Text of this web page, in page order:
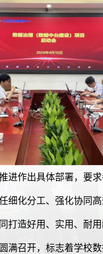
进作出具体部署，要
细化分工、强化协同
打造好用、实用、耐用
满召开，标志着学校